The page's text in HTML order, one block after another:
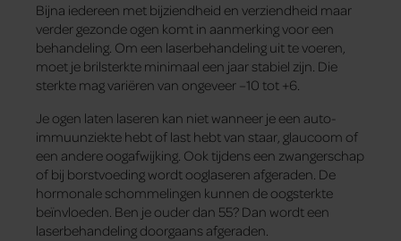
Bijna iedereen met bijziendheid en verziendheid maar
verder gezonde ogen komt in aanmerking voor een
behandeling. Om een laserbehandeling uit te voeren,
moet je brilsterkte minimaal een jaar stabiel zijn. Die
sterkte mag variëren van ongeveer –10 tot +6.
Je ogen laten laseren kan niet wanneer je een auto-
immuunziekte hebt of last hebt van staar, glaucoom of
een andere oogafwijking. Ook tijdens een zwangerschap
of bij borstvoeding wordt ooglaseren afgeraden. De
hormonale schommelingen kunnen de oogsterkte
beïnvloeden. Ben je ouder dan 55? Dan wordt een
laserbehandeling doorgaans afgeraden.